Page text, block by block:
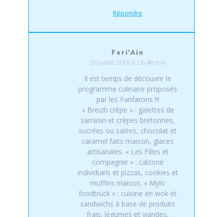
Répondre
Feri'Ain
20 juillet 2018 à 2 h 48 min
Il est temps de découvrir le
programme culinaire proposés
par les Fanfarons !!!
« Breizh crêpe » : galettes de
sarrasin et crêpes bretonnes,
sucrées ou salées, chocolat et
caramel faits maison, glaces
artisanales. « Les Filles et
compagnie » : calzone
individuels et pizzas, cookies et
muffins maison. « Mylo
foodtruck » : cuisine en wok et
sandwichs à base de produits
frais, légumes et viandes,